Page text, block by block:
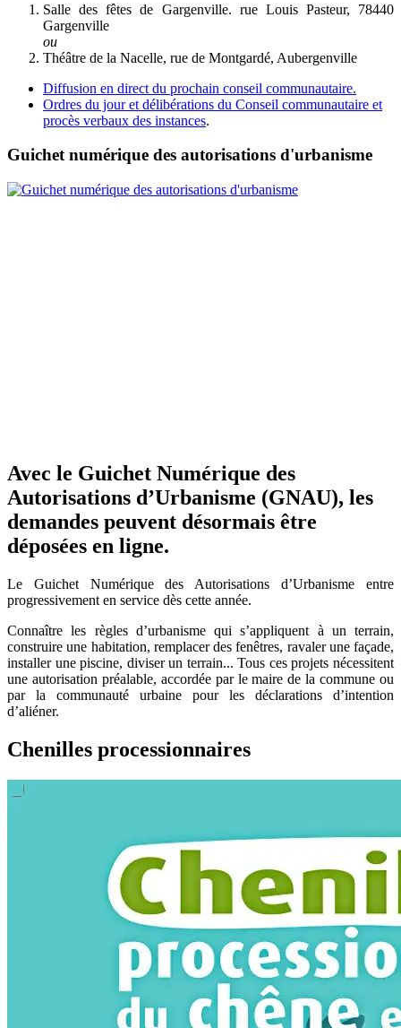
Salle des fêtes de Gargenville. rue Louis Pasteur, 78440
Gargenville
ou
Théâtre de la Nacelle, rue de Montgardé, Aubergenville
Diffusion en direct du prochain conseil communautaire.
Ordres du jour et délibérations du Conseil communautaire et
procès verbaux des instances.
Guichet numérique des autorisations d'urbanisme
Avec le Guichet Numérique des
Autorisations d’Urbanisme (GNAU), les
demandes peuvent désormais être
déposées en ligne.
Le Guichet Numérique des Autorisations d’Urbanisme entre
progressivement en service dès cette année.
Connaître les règles d’urbanisme qui s’appliquent à un terrain,
construire une habitation, remplacer des fenêtres, ravaler une façade,
installer une piscine, diviser un terrain... Tous ces projets nécessitent
une autorisation préalable, accordée par le maire de la commune ou
par la communauté urbaine pour les déclarations d’intention
d’aliéner.
Chenilles processionnaires